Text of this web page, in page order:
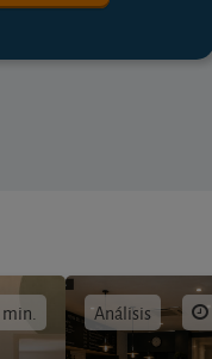
Análisis